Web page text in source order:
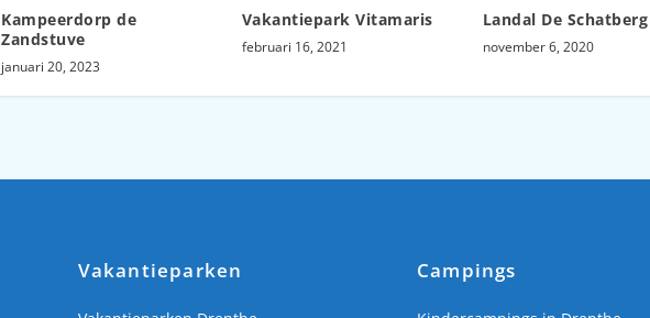
Kampeerdorp de
Zandstuve
januari 20, 2023
Vakantiepark Vitamaris
februari 16, 2021
Landal De Schatberg
november 6, 2020
Vakantieparken Campings